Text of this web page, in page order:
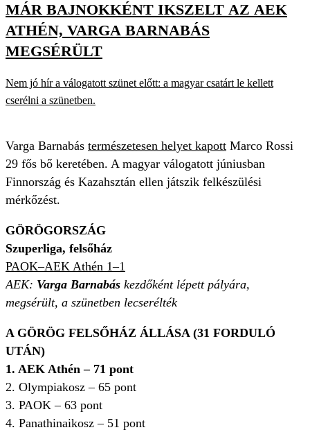
MÁR BAJNOKKÉNT IKSZELT AZ AEK
ATHÉN, VARGA BARNABÁS
MEGSÉRÜLT
Nem jó hír a válogatott szünet előtt: a magyar csatárt le kellett
cserélni a szünetben.
Varga Barnabás természetesen helyet kapott Marco Rossi
29 fős bő keretében. A magyar válogatott júniusban
Finnország és Kazahsztán ellen játszik felkészülési
mérkőzést.
GÖRÖGORSZÁG
Szuperliga, felsőház
PAOK–AEK Athén 1–1
AEK: Varga Barnabás kezdőként lépett pályára,
megsérült, a szünetben lecserélték
A GÖRÖG FELSŐHÁZ ÁLLÁSA (31 FORDULÓ
UTÁN)
1. AEK Athén – 71 pont
2. Olympiakosz – 65 pont
3. PAOK – 63 pont
4. Panathinaikosz – 51 pont